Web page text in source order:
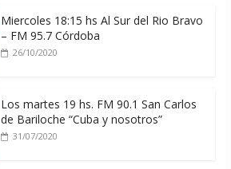
Miercoles 18:15 hs Al Sur del Rio Bravo
– FM 95.7 Córdoba
26/10/2020
Los martes 19 hs. FM 90.1 San Carlos
de Bariloche “Cuba y nosotros”
31/07/2020